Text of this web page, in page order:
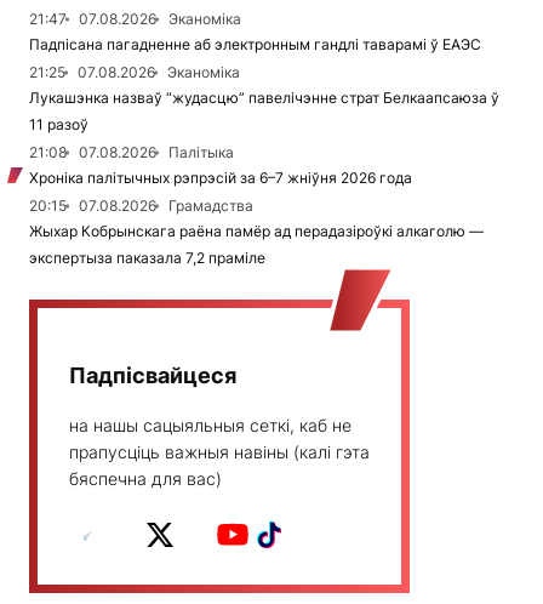
21:47 07.08.2026
Эканоміка
Падпісана пагадненне аб электронным гандлі таварамі ў ЕАЭС
21:25
07.08.2026
Эканоміка
Лукашэнка назваў “жудасцю” павелічэнне страт Белкаапсаюза ў
11 разоў
21:08
07.08.2026
Палітыка
Хроніка палітычных рэпрэсій за 6–7 жніўня 2026 года
20:15
07.08.2026
Грамадства
Жыхар Кобрынскага раёна памёр ад перадазіроўкі алкаголю —
экспертыза паказала 7,2 праміле
Падпісвайцеся
на нашы сацыяльныя сеткі, каб не
прапусціць важныя навіны (калі гэта
бяспечна для вас)